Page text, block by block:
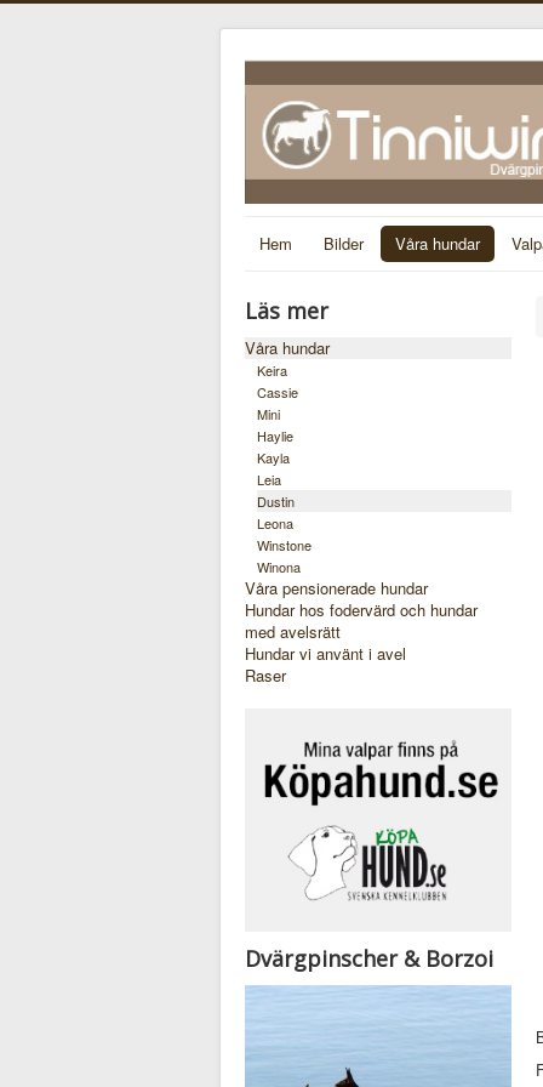
Hem Bilder Våra hundar
Läs mer
Våra hundar
Keira
Cassie
Mini
Haylie
Kayla
Leia
Dustin
Leona
Winstone
Winona
Våra pensionerade hundar
Hundar hos fodervärd och hundar
med avelsrätt
Hundar vi använt i avel
Raser
Dvärgpinscher & Borzoi